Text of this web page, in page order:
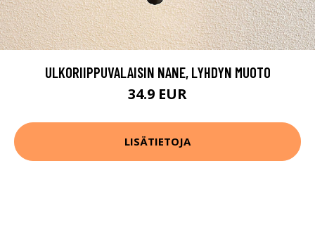
ULKORIIPPUVALAISIN NANE, LYHDYN MUOTO
34.9 EUR
LISÄTIETOJA